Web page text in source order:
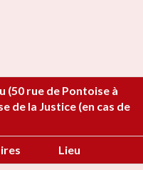
(50 rue de Pontoise à
de la Justice (en cas de
Lieu